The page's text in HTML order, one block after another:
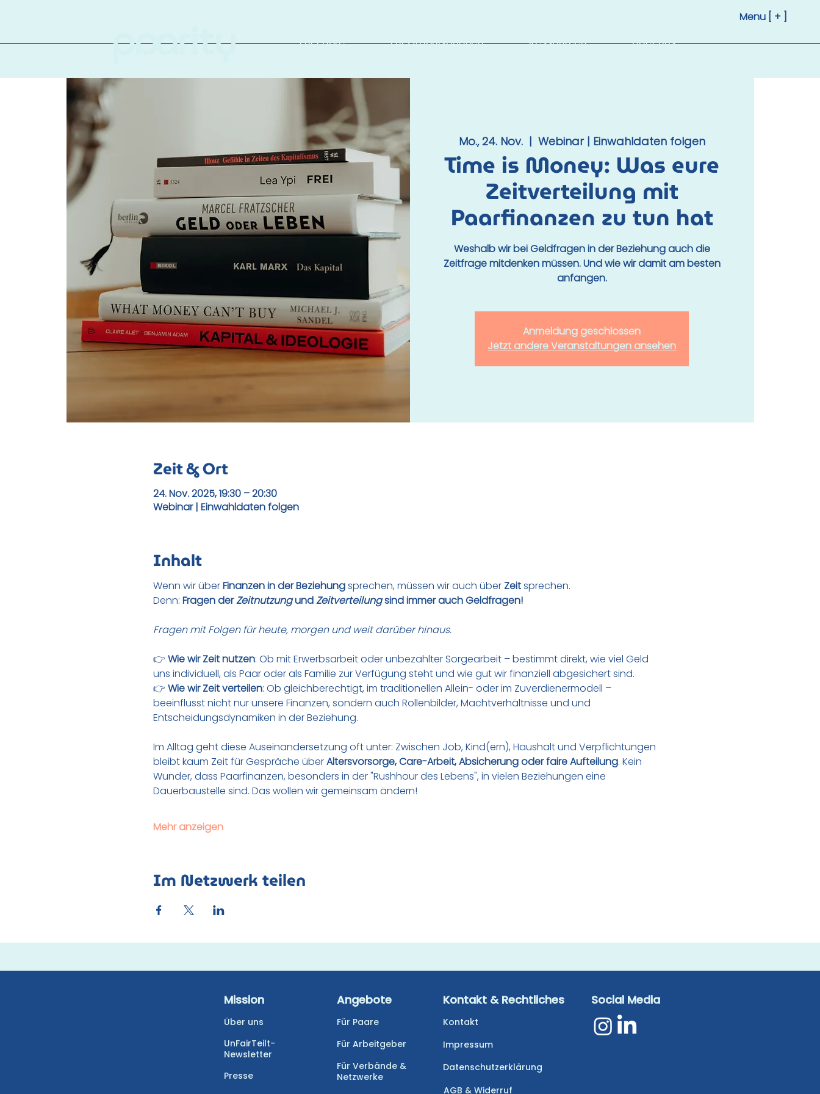
Menu [ + ]
Für Paare Für Organisationen Ressourcen Über uns
Mo., 24. Nov.
  |
Webinar | Einwahldaten folgen
Time is Money: Was eure
Zeitverteilung mit
Paarfinanzen zu tun hat
Weshalb wir bei Geldfragen in der Beziehung auch die
Zeitfrage mitdenken müssen. Und wie wir damit am besten
anfangen.
Anmeldung geschlossen
Jetzt andere Veranstaltungen ansehen
Zeit & Ort
24. Nov. 2025, 19:30 – 20:30
Webinar | Einwahldaten folgen
Inhalt
Wenn wir über Finanzen in der Beziehung sprechen, müssen wir auch über Zeit sprechen.
Denn: Fragen der Zeitnutzung und Zeitverteilung sind immer auch Geldfragen!
Fragen mit Folgen für heute, morgen und weit darüber hinaus.
👉 Wie wir Zeit nutzen: Ob mit Erwerbsarbeit oder unbezahlter Sorgearbeit – bestimmt direkt, wie viel Geld
uns individuell, als Paar oder als Familie zur Verfügung steht und wie gut wir finanziell abgesichert sind.
👉 Wie wir Zeit verteilen: Ob gleichberechtigt, im traditionellen Allein- oder im Zuverdienermodell –
beeinflusst nicht nur unsere Finanzen, sondern auch Rollenbilder, Machtverhältnisse und und
Entscheidungsdynamiken in der Beziehung.
Im Alltag geht diese Auseinandersetzung oft unter: Zwischen Job, Kind(ern), Haushalt und Verpflichtungen
bleibt kaum Zeit für Gespräche über Altersvorsorge, Care-Arbeit, Absicherung oder faire Aufteilung. Kein
Wunder, dass Paarfinanzen, besonders in der "Rushhour des Lebens", in vielen Beziehungen eine
Dauerbaustelle sind. Das wollen wir gemeinsam ändern!
Mehr anzeigen
Im Netzwerk teilen
Mission
Über uns
UnFairTeilt-
Newsletter
Presse
Angebote Kontakt & Rechtliches
Kontakt
Impressum
Datenschutzerklärung
AGB & Widerruf
Für Paare
Für Arbeitgeber
Für Verbände &
Netzwerke
Social Media